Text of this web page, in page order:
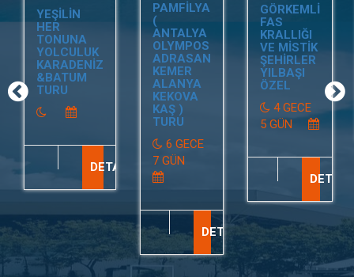
YEŞİLİN
HER
TONUNA
YOLCULUK
KARADENİZ
&BATUM
TURU
DETAY
PAMFİLYA
(
ANTALYA
OLYMPOS
ADRASAN
KEMER
ALANYA
KEKOVA
KAŞ )
TURU
6 GECE
7 GÜN
DETAY
GÖRKEMLİ
FAS
KRALLIĞI
VE MİSTİK
ŞEHİRLER
YILBAŞI
ÖZEL
4 GECE
5 GÜN
DETAY